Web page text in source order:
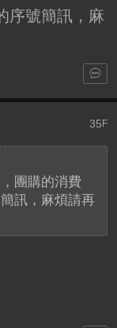
序號簡訊，麻
35 F
團購的消費
訊，麻煩請再